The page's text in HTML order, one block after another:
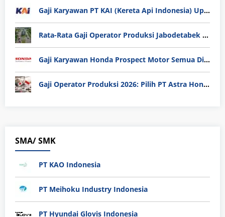
Gaji Karyawan PT KAI (Kereta Api Indonesia) Update 2025
Rata-Rata Gaji Operator Produksi Jabodetabek 2025: Bedah Tuntas UMK, Lemburan, dan Realita Hidup Buruh
Gaji Karyawan Honda Prospect Motor Semua Divisi
Gaji Operator Produksi 2026: Pilih PT Astra Honda Motor (AHM) atau Manufaktur di Jepang?
SMA/ SMK
PT KAO Indonesia
PT Meihoku Industry Indonesia
PT Hyundai Glovis Indonesia